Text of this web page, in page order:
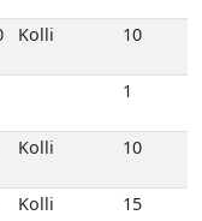
Kolli 10
1
Kolli 1